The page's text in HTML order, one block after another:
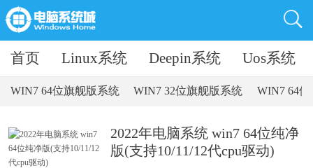
首页 Linux系统 Deepin系统 Uos系统
WIN7 64位旗舰版系统 WIN7 32位旗舰版系统 WIN7 64
2022年电脑系统 win7 64位纯净
版(支持10/11/12代cpu驱动)